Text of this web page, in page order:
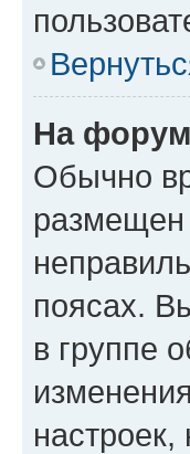
На
Обычно
размещен
поясах.
в группе